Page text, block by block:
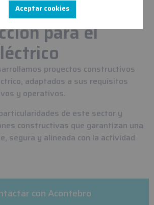
Aceptar cookies
Sector eléctrico
para el
proyectos constructivos
adaptados a sus requisitos
y operativos.
de este sector y
constructivas que garantizan una
segura y alineada con la actividad
con Acontebro